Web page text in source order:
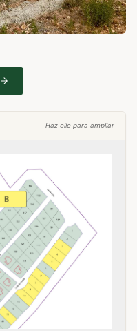
Haz clic para ampliar